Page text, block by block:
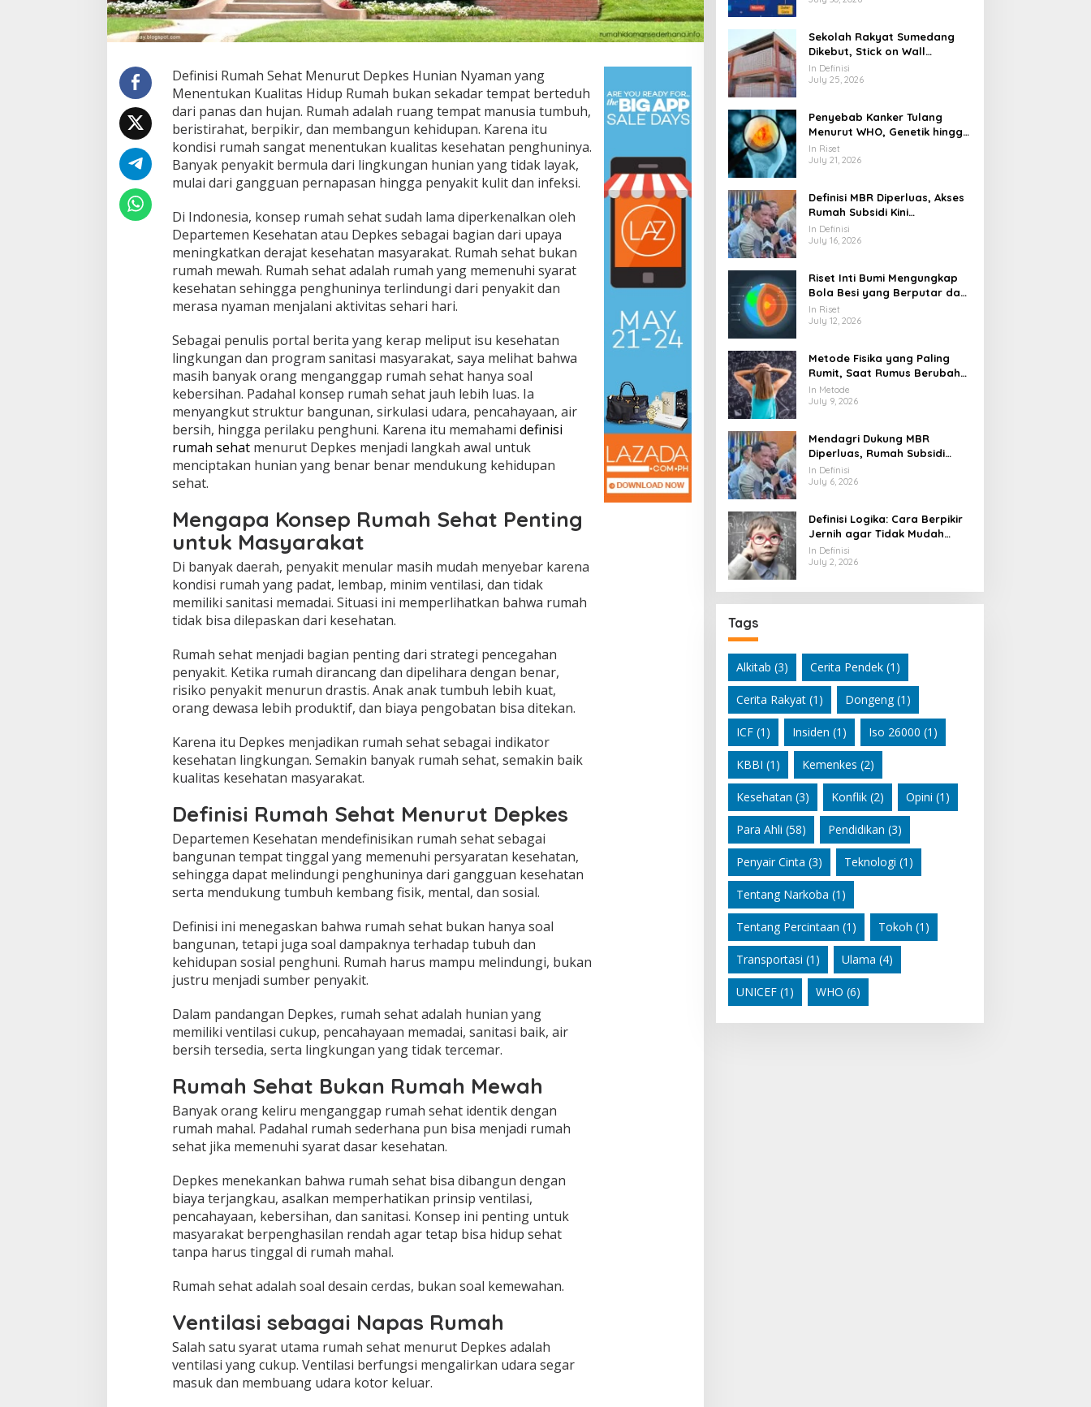
Definisi Rumah Sehat Menurut Depkes Hunian Nyaman yang
Menentukan Kualitas Hidup Rumah bukan sekadar tempat berteduh
dari panas dan hujan. Rumah adalah ruang tempat manusia tumbuh,
beristirahat, berpikir, dan membangun kehidupan. Karena itu
kondisi rumah sangat menentukan kualitas kesehatan penghuninya.
Banyak penyakit bermula dari lingkungan hunian yang tidak layak,
mulai dari gangguan pernapasan hingga penyakit kulit dan infeksi.
Di Indonesia, konsep rumah sehat sudah lama diperkenalkan oleh
Departemen Kesehatan atau Depkes sebagai bagian dari upaya
meningkatkan derajat kesehatan masyarakat. Rumah sehat bukan
rumah mewah. Rumah sehat adalah rumah yang memenuhi syarat
kesehatan sehingga penghuninya terlindungi dari penyakit dan
merasa nyaman menjalani aktivitas sehari hari.
Sebagai penulis portal berita yang kerap meliput isu kesehatan
lingkungan dan program sanitasi masyarakat, saya melihat bahwa
masih banyak orang menganggap rumah sehat hanya soal
kebersihan. Padahal konsep rumah sehat jauh lebih luas. Ia
menyangkut struktur bangunan, sirkulasi udara, pencahayaan, air
bersih, hingga perilaku penghuni. Karena itu memahami definisi
rumah sehatmenurut Depkes menjadi langkah awal untuk
menciptakan hunian yang benar benar mendukung kehidupan
sehat.
Mengapa Konsep Rumah Sehat Penting
untuk Masyarakat
Di banyak daerah, penyakit menular masih mudah menyebar karena
kondisi rumah yang padat, lembap, minim ventilasi, dan tidak
memiliki sanitasi memadai. Situasi ini memperlihatkan bahwa rumah
tidak bisa dilepaskan dari kesehatan.
Rumah sehat menjadi bagian penting dari strategi pencegahan
penyakit. Ketika rumah dirancang dan dipelihara dengan benar,
risiko penyakit menurun drastis. Anak anak tumbuh lebih kuat,
orang dewasa lebih produktif, dan biaya pengobatan bisa ditekan.
Karena itu Depkes menjadikan rumah sehat sebagai indikator
kesehatan lingkungan. Semakin banyak rumah sehat, semakin baik
kualitas kesehatan masyarakat.
Definisi Rumah Sehat Menurut Depkes
Departemen Kesehatan mendefinisikan rumah sehat sebagai
bangunan tempat tinggal yang memenuhi persyaratan kesehatan,
sehingga dapat melindungi penghuninya dari gangguan kesehatan
serta mendukung tumbuh kembang fisik, mental, dan sosial.
Definisi ini menegaskan bahwa rumah sehat bukan hanya soal
bangunan, tetapi juga soal dampaknya terhadap tubuh dan
kehidupan sosial penghuni. Rumah harus mampu melindungi, bukan
justru menjadi sumber penyakit.
Dalam pandangan Depkes, rumah sehat adalah hunian yang
memiliki ventilasi cukup, pencahayaan memadai, sanitasi baik, air
bersih tersedia, serta lingkungan yang tidak tercemar.
Rumah Sehat Bukan Rumah Mewah
Banyak orang keliru menganggap rumah sehat identik dengan
rumah mahal. Padahal rumah sederhana pun bisa menjadi rumah
sehat jika memenuhi syarat dasar kesehatan.
Depkes menekankan bahwa rumah sehat bisa dibangun dengan
biaya terjangkau, asalkan memperhatikan prinsip ventilasi,
pencahayaan, kebersihan, dan sanitasi. Konsep ini penting untuk
masyarakat berpenghasilan rendah agar tetap bisa hidup sehat
tanpa harus tinggal di rumah mahal.
Rumah sehat adalah soal desain cerdas, bukan soal kemewahan.
Ventilasi sebagai Napas Rumah
Salah satu syarat utama rumah sehat menurut Depkes adalah
ventilasi yang cukup. Ventilasi berfungsi mengalirkan udara segar
masuk dan membuang udara kotor keluar.
Sekolah Rakyat Sumedang
Dikebut, Stick on Wall
Pangkas Waktu Finishing
In Definisi
July 25, 2026
Penyebab Kanker Tulang
Menurut WHO, Genetik hingga
Paparan Radiasi
In Riset
July 21, 2026
Definisi MBR Diperluas, Akses
Rumah Subsidi Kini
Menjangkau Lebih Banyak
Warga
In Definisi
July 16, 2026
Riset Inti Bumi Mengungkap
Bola Besi yang Berputar dan
Berubah Bentuk
In Riset
July 12, 2026
Metode Fisika yang Paling
Rumit, Saat Rumus Berubah
Jadi Mesin Pembaca Alam
Semesta
In Metode
July 9, 2026
Mendagri Dukung MBR
Diperluas, Rumah Subsidi
Dibuka Lebih Lebar
In Definisi
July 6, 2026
Definisi Logika: Cara Berpikir
Jernih agar Tidak Mudah
Terseret Kesimpulan Keliru
In Definisi
July 2, 2026
Tags
Alkitab (3) Cerita Pendek(1)
Cerita Rakyat(1) Dongeng(1)
ICF(1) Insiden (1) Iso 26000 (1)
KBBI (1) Kemenkes (2)
Kesehatan (3) Konflik(2) Opini (1)
Para Ahli (58) Pendidikan (3)
Penyair Cinta (3) Teknologi (1)
Tentang Narkoba (1)
Tentang Percintaan (1) Tokoh (1)
Transportasi (1) Ulama (4)
UNICEF(1) WHO (6)